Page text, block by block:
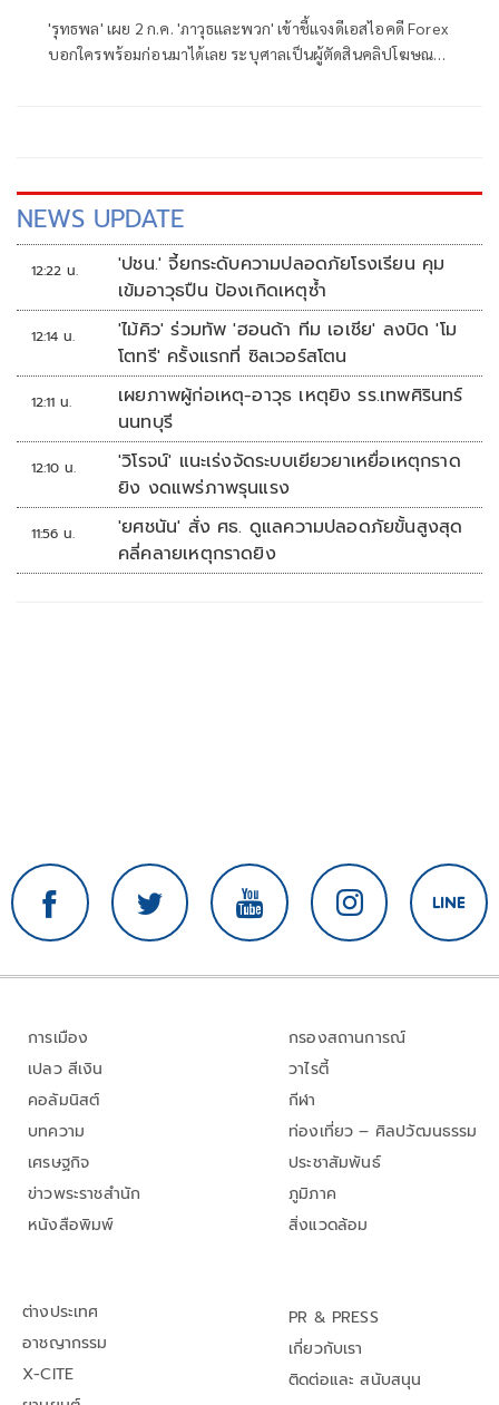
'รุทธพล' เผย 2 ก.ค. 'ภาวุธและพวก' เข้าชี้แจงดีเอสไอคดี Forex
บอกใครพร้อมก่อนมาได้เลย ระบุศาลเป็นผู้ตัดสินคลิปโฆษณา
NEWS UPDATE
12:22 น.
'ปชน.' จี้ยกระดับความปลอดภัยโรงเรียน คุม
เข้มอาวุธปืน ป้องเกิดเหตุซ้ำ
12:14 น.
'ไม้คิว' ร่วมทัพ 'ฮอนด้า ทีม เอเชีย' ลงบิด 'โม
โตทรี' ครั้งแรกที่ ซิลเวอร์สโตน
12:11 น.
เผยภาพผู้ก่อเหตุ-อาวุธ เหตุยิง รร.เทพศิรินทร์
นนทบุรี
12:10 น.
'วิโรจน์' แนะเร่งจัดระบบเยียวยาเหยื่อเหตุกราด
ยิง งดแพร่ภาพรุนแรง
11:56 น.
'ยศชนัน' สั่ง ศธ. ดูแลความปลอดภัยขั้นสูงสุด
คลี่คลายเหตุกราดยิง
การเมือง
เปลว สีเงิน
คอลัมนิสต์
บทความ
เศรษฐกิจ
ข่าวพระราชสำนัก
หนังสือพิมพ์
กรองสถานการณ์
วาไรตี้
กีฬา
ท่องเที่ยว – ศิลปวัฒนธรรม
ประชาสัมพันธ์
ภูมิภาค
สิ่งแวดล้อม
ต่างประเทศ
อาชญากรรม
X-CITE
PR & PRESS
เกี่ยวกับเรา
ติดต่อและ สนับสนุน